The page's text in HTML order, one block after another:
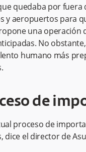
quedaba por
y aeropuertos para
una operación
No
humano más
de
proceso de
el director de